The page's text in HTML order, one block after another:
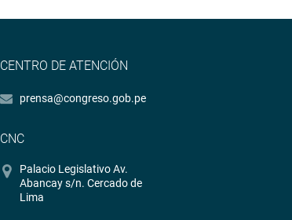
CENTRO DE ATENCIÓN
prensa@congreso.gob.pe
CNC
Palacio Legislativo Av.
Abancay s/n. Cercado de
Lima